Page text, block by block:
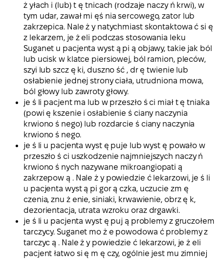
ż yłach i (lub) t ę tnicach (rodzaje naczy ń krwi), w
tym udar, zawał mi ęś nia sercowego, zator lub
zakrzepica. Nale ż y natychmiast skontaktowa ć si ę
z lekarzem, je ż eli podczas stosowania leku
Suganet u pacjenta wyst ą pi ą objawy, takie jak ból
lub ucisk w klatce piersiowej, ból ramion, pleców,
szyi lub szcz ę ki, duszno ść , dr ę twienie lub
osłabienie jednej strony ciała, utrudniona mowa,
ból głowy lub zawroty głowy.
je ś li pacjent ma lub w przeszło ś ci miał t ę tniaka
(powi ę kszenie i osłabienie ś ciany naczynia
krwiono ś nego) lub rozdarcie ś ciany naczynia
krwiono ś nego.
je ś li u pacjenta wyst ę puje lub wyst ę powało w
przeszło ś ci uszkodzenie najmniejszych naczy ń
krwiono ś nych nazywane mikroangiopati ą
zakrzepow ą . Nale ż y powiedzie ć lekarzowi, je ś li
u pacjenta wyst ą pi gor ą czka, uczucie zm ę
czenia, znu ż enie, siniaki, krwawienie, obrz ę k,
dezorientacja, utrata wzroku oraz drgawki.
je ś li u pacjenta wyst ę puj ą problemy z gruczołem
tarczycy. Suganet mo ż e powodowa ć problemy z
tarczyc ą . Nale ż y powiedzie ć lekarzowi, je ż eli
pacjent łatwo si ę m ę czy, ogólnie jest mu zimniej